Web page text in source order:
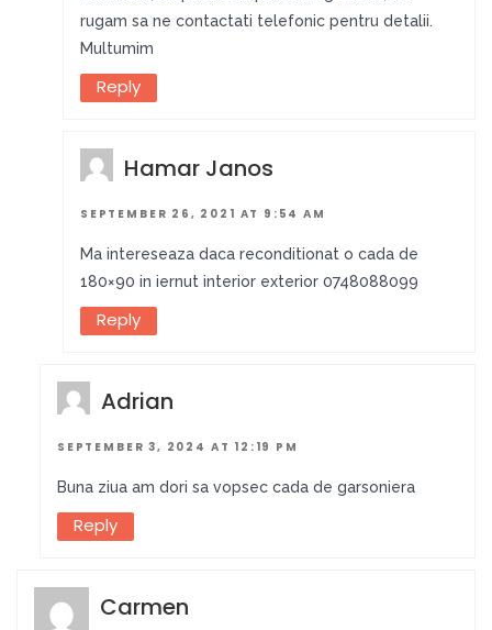
rugam sa ne contactati telefonic pentru detalii.
Multumim
Reply
Hamar Janos
SEPTEMBER 26, 2021 AT 9:54 AM
Ma intereseaza daca reconditionat o cada de
180×90 in iernut interior exterior 0748088099
Reply
Adrian
SEPTEMBER 3, 2024 AT 12:19 PM
Buna ziua am dori sa vopsec cada de garsoniera
Reply
Carmen